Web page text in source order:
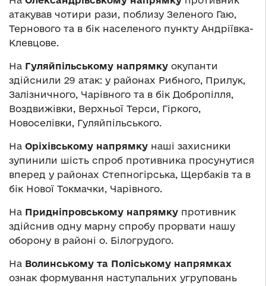
атакував чотири рази, поблизу Зеленого Гаю,
Тернового та в бік населеного пункту Андріївка-
Клевцове.
На Гуляйпільському напрямку окупанти
здійснили 29 атак: у районах Рибного, Прилук,
Залізничного, Чарівного та в бік Добропілля,
Воздвижівки, Верхньої Терси, Гіркого,
Новоселівки, Гуляйпільського.
На Оріхівському напрямку наші захисники
зупинили шість спроб противника просунутися
вперед у районах Степногірська, Щербаків та в
бік Нової Токмачки, Чарівного.
На Придніпровському напрямку противник
здійснив одну марну спробу прорвати нашу
оборону в районі о. Білогрудого.
На Волинському та Поліському напрямках
ознак формування наступальних угруповань